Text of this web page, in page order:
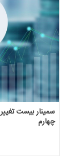
سمینار بیست
چهارم